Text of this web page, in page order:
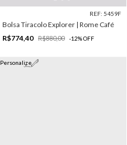
REF: 5459F
Bolsa Tiracolo Explorer | Rome Café
R$774,40
R$880,00 -12%OFF
Personalize